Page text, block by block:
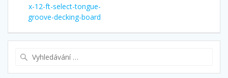
pro
příspěvek
příspěvek:
x-12-ft-select-tongue-
groove-decking-board